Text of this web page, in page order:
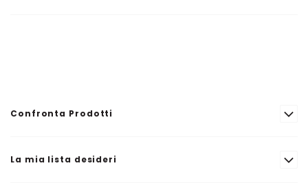
Confronta Prodotti
La mia lista desideri